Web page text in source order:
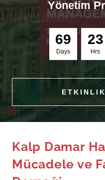
69
Days
23
Hrs
Mücadele ve
Derneği